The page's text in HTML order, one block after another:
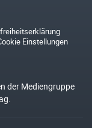
Einstellungen
der Mediengruppe